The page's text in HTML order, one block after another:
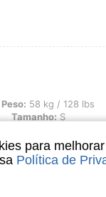
128 lbs, Busto: 85 cm
Peso: 58 kg / 128 lbs
Tamanho:S
para
Política de